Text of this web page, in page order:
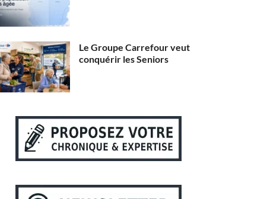
Le Groupe Carrefour veut
conquérir les Seniors